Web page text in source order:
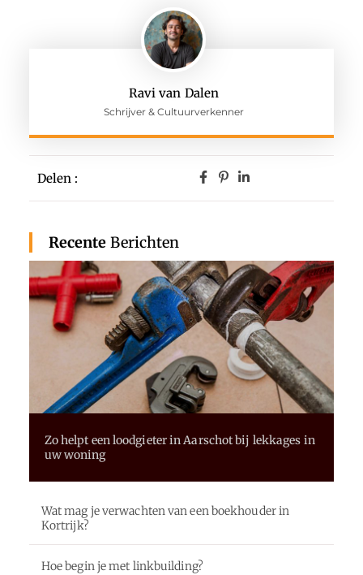
Ravi van Dalen
Schrijver & Cultuurverkenner
Delen :
Recente Berichten
Zo helpt een loodgieter in Aarschot bij lekkages in
uw woning
Wat mag je verwachten van een boekhouder in
Kortrijk?
Hoe begin je met linkbuilding?